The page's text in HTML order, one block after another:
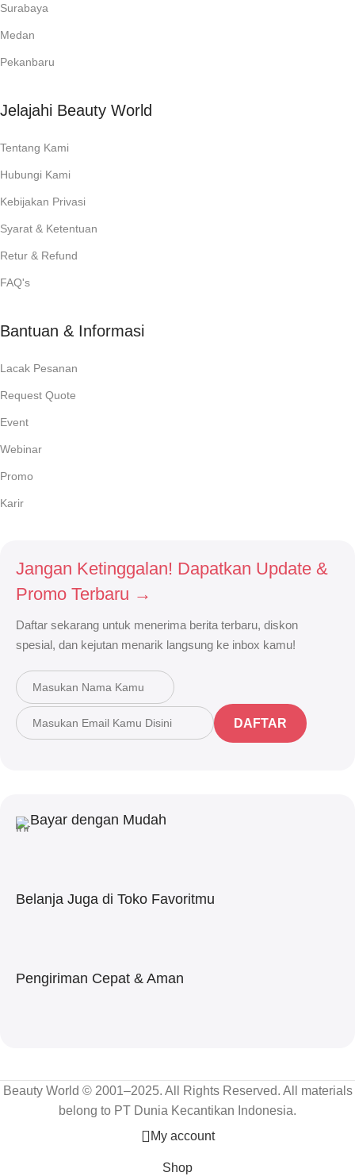
Surabaya
Medan
Pekanbaru
Jelajahi Beauty World
Tentang Kami
Hubungi Kami
Kebijakan Privasi
Syarat & Ketentuan
Retur & Refund
FAQ's
Bantuan & Informasi
Lacak Pesanan
Request Quote
Event
Webinar
Promo
Karir
Jangan Ketinggalan! Dapatkan Update &
Promo Terbaru →
Daftar sekarang untuk menerima berita terbaru, diskon
spesial, dan kejutan menarik langsung ke inbox kamu!
DAFTAR
Bayar dengan Mudah
Belanja Juga di Toko Favoritmu
Pengiriman Cepat & Aman
Beauty World © 2001–2025. All Rights Reserved. All materials
belong to PT Dunia Kecantikan Indonesia.
My account
Shop